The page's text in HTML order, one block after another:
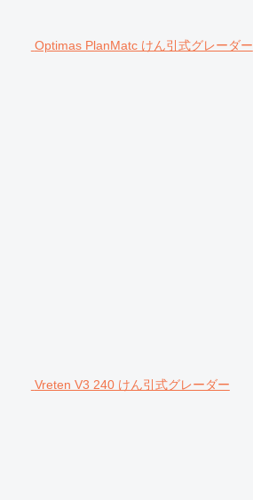
Optimas PlanMatc けん引式グレーダー
Vreten V3 240 けん引式グレーダー